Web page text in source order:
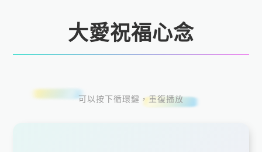
大愛祝福心念
可以按下循環鍵，重復播放